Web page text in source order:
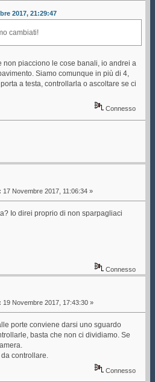
2017, 21:29:47
cambiati!
non piacciono le cose banali, io andrei a
Siamo comunque in più di 4,
a testa, controllarla o ascoltare se ci
Connesso
17 Novembre 2017, 11:06:34 »
Io direi proprio di non sparpagliaci
Connesso
19 Novembre 2017, 17:43:30 »
porte conviene darsi uno sguardo
basta che non ci dividiamo. Se
controllare.
Connesso